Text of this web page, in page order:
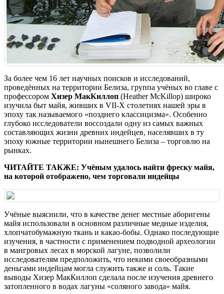
За более чем 16 лет научных поисков и исследований,
проведённых на территории Белиза, группа учёных во главе с
профессором Хизер МакКиллоп (Heather McKillop) широко
изучила быт майя, живших в VII-X столетиях нашей эры в
эпоху так называемого «позднего классицизма». Особенно
глубоко исследователи воссоздали одну из самых важных
составляющих жизни древних индейцев, населявших в ту
эпоху южные территории нынешнего Белиза – торговлю на
рынках.
ЧИТАЙТЕ ТАКЖЕ: Учёным удалось найти фреску майя,
на которой отображено, чем торговали индейцы
Учёные выяснили, что в качестве денег местные аборигены
майя использовали в основном различные медные изделия,
хлопчатобумажную ткань и какао-бобы. Однако последующие
изучения, в частности с применением подводной археологии
в мангровых лесах в морской лагуне, позволили
исследователям предположить, что некими своеобразными
деньгами индейцам могла служить также и соль. Такие
выводы Хизер МакКиллоп сделала после изучения древнего
затопленного в водах лагуны «соляного завода» майя.